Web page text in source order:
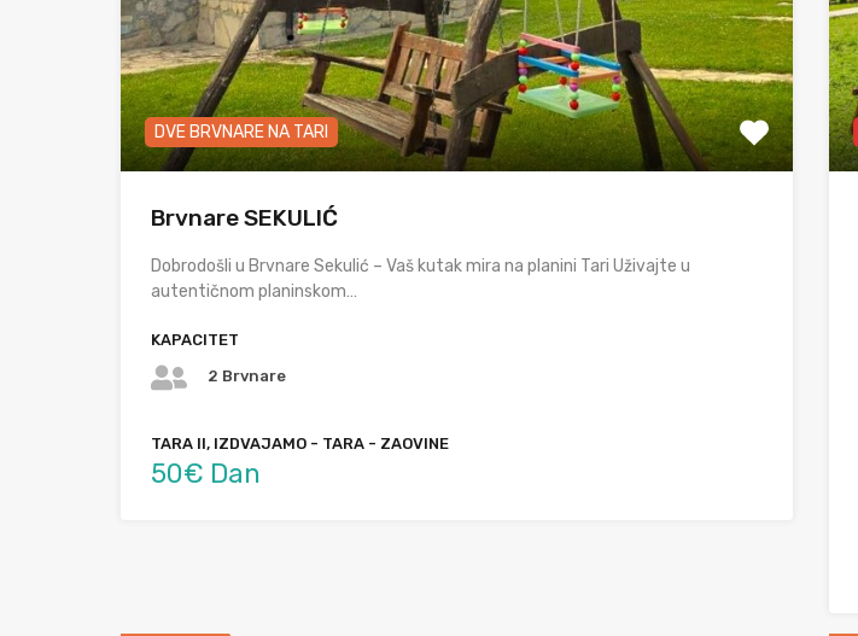
DVE BRVNARE NA TARI
Brvnare SEKULIĆ
Dobrodošli u Brvnare Sekulić – Vaš kutak mira na planini Tari Uživajte u
autentičnom planinskom…
KAPACITET
2 Brvnare
TARA II, IZDVAJAMO - TARA - ZAOVINE
50€ Dan